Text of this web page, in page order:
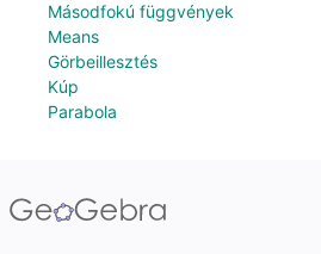
Másodfokú függvények
Means
Görbeillesztés
Kúp
Parabola